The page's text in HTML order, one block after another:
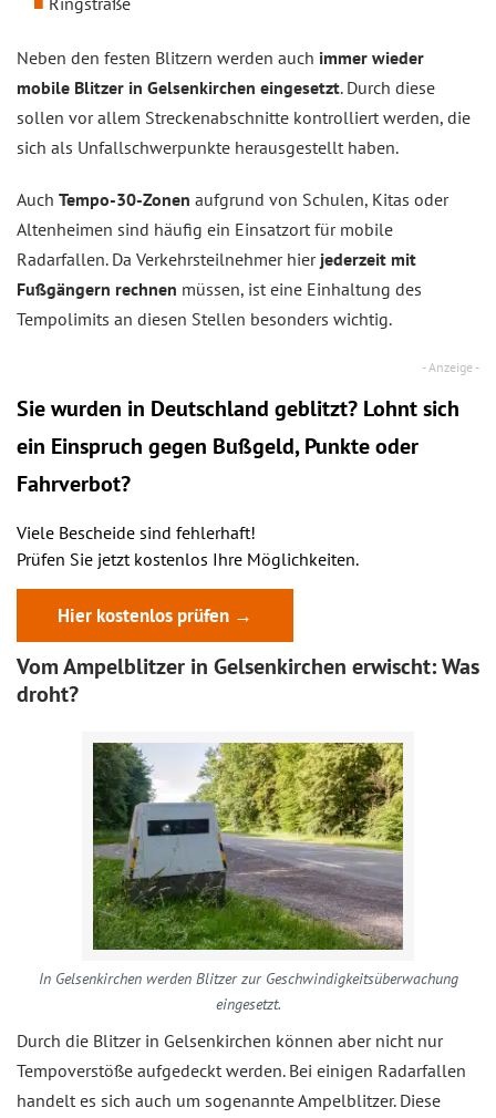
Neben den festen Blitzern werden auch immer wieder
mobile Blitzer in Gelsenkirchen eingesetzt. Durch diese
sollen vor allem Streckenabschnitte kontrolliert werden, die
sich als Unfallschwerpunkte herausgestellt haben.
Auch Tempo-30-Zonen aufgrund von Schulen, Kitas oder
Altenheimen sind häufig ein Einsatzort für mobile
Radarfallen. Da Verkehrsteilnehmer hier jederzeit mit
Fußgängern rechnen müssen, ist eine Einhaltung des
Tempolimits an diesen Stellen besonders wichtig.
Sie wurden in Deutschland geblitzt? Lohnt sich
ein Einspruch gegen Bußgeld, Punkte oder
Fahrverbot?
Viele Bescheide sind fehlerhaft!
Prüfen Sie jetzt kostenlos Ihre Möglichkeiten.
Hier kostenlos prüfen →
Vom Ampelblitzer in Gelsenkirchen erwischt: Was
droht?
In Gelsenkirchen werden Blitzer zur Geschwindigkeitsüberwachung
eingesetzt.
Durch die Blitzer in Gelsenkirchen können aber nicht nur
Tempoverstöße aufgedeckt werden. Bei einigen Radarfallen
handelt es sich auch um sogenannte Ampelblitzer. Diese